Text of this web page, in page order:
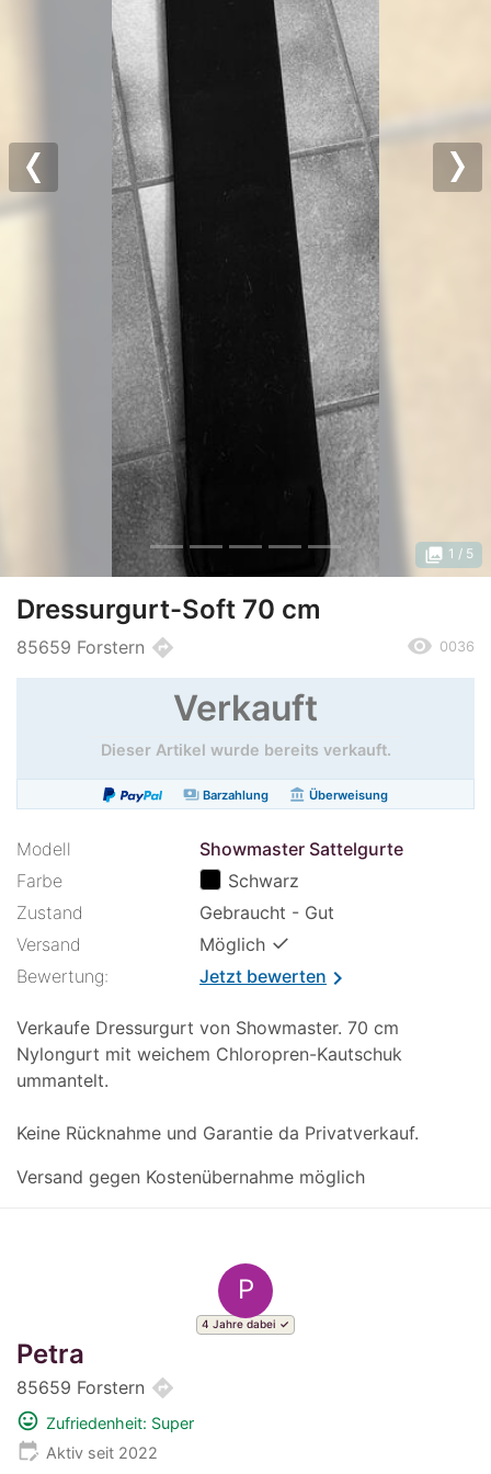
Previous
photo_library 1 / 5
Dressurgurt-Soft 70 cm
85659 Forstern directions remove_red_eye 0036
Verkauft
Dieser Artikel wurde bereits verkauft.
paymentsBarzahlung account_balance Überweisung
Modell
Showmaster Sattelgurte
Farbe
Schwarz
Zustand
Gebraucht - Gut
Versand
Möglich ✓
Bewertung: Jetzt bewertenchevron_right
Verkaufe Dressurgurt von Showmaster. 70 cm
Nylongurt mit weichem Chloropren-Kautschuk
ummantelt.
Keine Rücknahme und Garantie da Privatverkauf.
Versand gegen Kostenübernahme möglich
P
4 Jahre dabei
Petra
85659 Forstern directions
mood Zufriedenheit: Super
edit_calendar Aktiv seit 2022